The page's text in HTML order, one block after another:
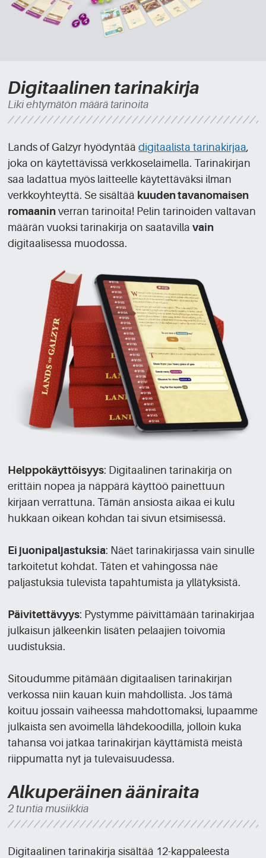
Digitaalinen tarinakirja
Liki ehtymätön määrä tarinoita
Lands of Galzyr hyödyntäädigitaalista tarinakirjaa,
joka on käytettävissä verkkoselaimella. Tarinakirjan
saa ladattua myös laitteelle käytettäväksi ilman
verkkoyhteyttä. Se sisältää kuuden tavanomaisen
romaanin verran tarinoita! Pelin tarinoiden valtavan
määrän vuoksi tarinakirja on saatavillavain
digitaalisessa muodossa.
Helppokäyttöisyys: Digitaalinen tarinakirja on
erittäin nopea ja näppärä käyttöö painettuun
kirjaan verrattuna. Tämän ansiosta aikaa ei kulu
hukkaan oikean kohdan tai sivun etsimisessä.
Ei juonipaljastuksia: Näet tarinakirjassa vain sinulle
tarkoitetut kohdat. Täten et vahingossa näe
paljastuksia tulevista tapahtumista ja yllätyksistä.
Päivitettävyys: Pystymme päivittämään tarinakirjaa
julkaisun jälkeenkin lisäten pelaajien toivomia
uudistuksia.
Sitoudumme pitämään digitaalisen tarinakirjan
verkossa niin kauan kuin mahdollista. Jos tämä
koituu jossain vaiheessa mahdottomaksi, lupaamme
julkaista sen avoimella lähdekoodilla, jolloin kuka
tahansa voi jatkaa tarinakirjan käyttämistä meistä
riippumatta nyt ja tulevaisuudessa.
Alkuperäinen ääniraita
2 tuntia musiikkia
Digitaalinen tarinakirja sisältää 12-kappaleesta